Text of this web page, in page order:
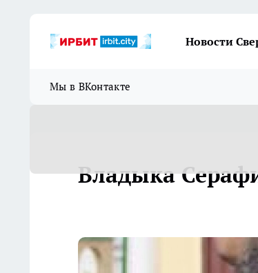
Новости
Мы в ВКонтакте
Владыка